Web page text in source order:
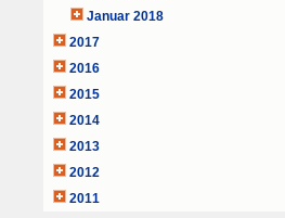
Januar 2018
2017
2016
2015
2014
2013
2012
2011